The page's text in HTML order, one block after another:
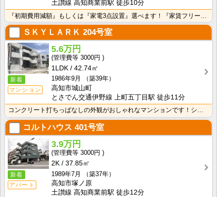
土讃線 高知商業前駅 徒歩10分
ＳＫＹＬＡＲＫ 204号室
新着
マンション
5.6万円
3000円
1LDK
42.74㎡
1986年9月
（築39年）
高知市城山町
とさでん交通伊野線 上町五丁目駅 徒歩11分
コンクリート打ちっぱなしの外観がおしゃれなマンションです！シャンプードレッサーが付いているので忙しい･･･
コルトハウス 401号室
新着
アパート
3.9万円
3000円
2K
37.85㎡
1989年7月
（築37年）
高知市塚ノ原
土讃線 高知商業前駅 徒歩12分